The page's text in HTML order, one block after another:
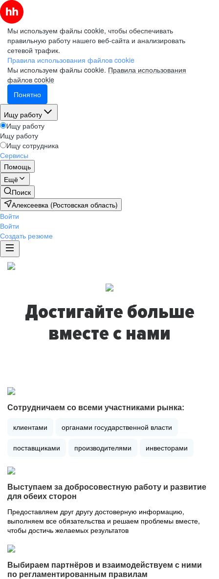
Мы используем файлы cookie, чтобы обеспечивать
правильную работу нашего веб-сайта и анализировать
сетевой трафик.
Правила использования файлов cookie
Мы используем файлы cookie. Правила использования
файлов cookie
Понятно
Ищу работу
Ищу работу
Ищу работу
Ищу сотрудника
Сервисы
Помощь
Ещё
Поиск
Алексеевка (Ростовская область)
Войти
Войти
Создать резюме
Достигайте больше
вместе с нами
Сотрудничаем со всеми участниками рынка:
клиентами органами государственной власти
поставщиками производителями инвесторами
Выступаем за добросовестную работу и развитие
для обеих сторон
Предоставляем друг другу достоверную информацию,
выполняем все обязательства и решаем проблемы вместе,
чтобы достичь желаемых результатов
Выбираем партнёров и взаимодействуем с ними
по регламентированным правилам